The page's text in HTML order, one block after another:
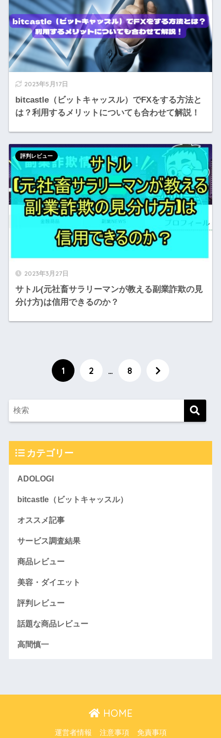
2023年5月17日
bitcastle（ビットキャッスル）でFXをする方法と
は？利用するメリットについても合わせて解説！
2023年3月27日
サトル(元社畜サラリーマンが教える副業詐欺の見
分け方)は信用できるのか？
評判レビュー
1 2 … 8
カテゴリー
ADOLOGI
bitcastle（ビットキャッスル）
オススメ記事
サービス調査結果
商品レビュー
美容・ダイエット
評判レビュー
話題な商品レビュー
高間慎一
HOME
運営者情報 注意事項 免責事項